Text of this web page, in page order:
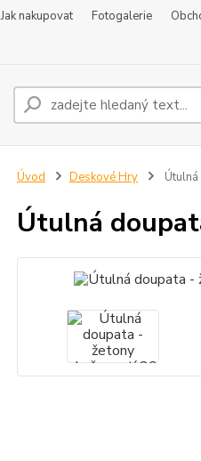
Jak nakupovat Fotogalerie
Úvod Deskové Hry
Útulná